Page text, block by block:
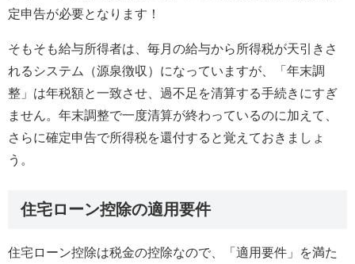
定申告が必要となります！
そもそも給与所得者は、毎月の給与から所得税が天引きさ
れるシステム（源泉徴収）になっていますが、「年末調
整」は年税額と一致させ、過不足を清算する手続きにすぎ
ません。年末調整で一度清算が終わっているのに加えて、
さらに確定申告で所得税を還付すると覚えておきましょ
う。
住宅ローン控除の適用要件
住宅ローン控除は税金の控除なので、「適用要件」を満た